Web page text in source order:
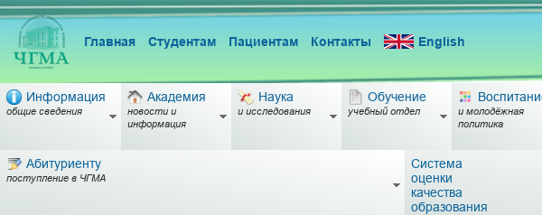
Главная Студентам Пациентам Контакты English
Информация
общие сведения
Академия
новости и
информация
Наука
и исследования
Обучение
учебный отдел
и молодёжная
политика
Абитуриенту
поступление в ЧГМА
Система
оценки
качества
образования